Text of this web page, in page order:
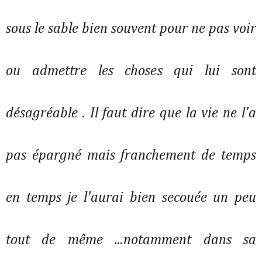
sous le sable bien souvent pour ne pas voir
ou admettre les choses qui lui sont
désagréable . Il faut dire que la vie ne l'a
pas épargné mais franchement de temps
en temps je l'aurai bien secouée un peu
tout de même ...notamment dans sa